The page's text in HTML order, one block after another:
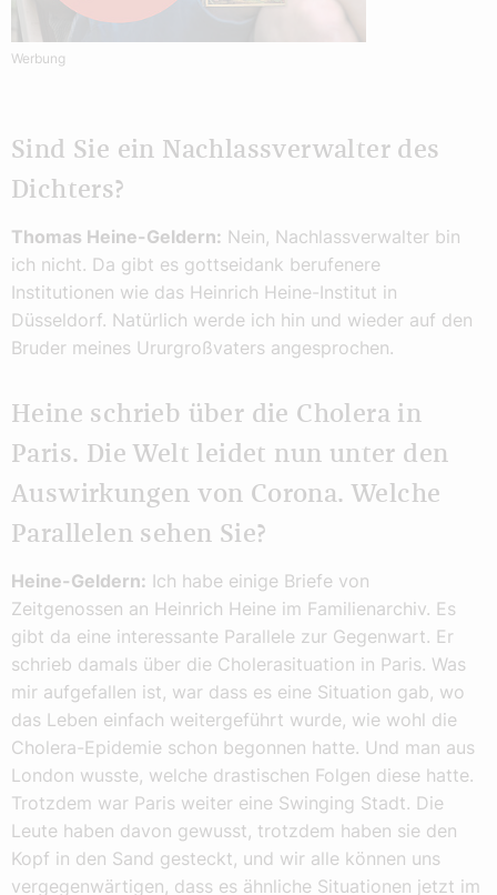
Werbung
Sind Sie ein Nachlassverwalter des
Dichters?
Thomas Heine-Geldern: Nein, Nachlassverwalter bin
ich nicht. Da gibt es gottseidank berufenere
Institutionen wie das Heinrich Heine-Institut in
Düsseldorf. Natürlich werde ich hin und wieder auf den
Bruder meines Ururgroßvaters angesprochen.
Heine schrieb über die Cholera in
Paris. Die Welt leidet nun unter den
Auswirkungen von Corona. Welche
Parallelen sehen Sie?
Heine-Geldern: Ich habe einige Briefe von
Zeitgenossen an Heinrich Heine im Familienarchiv. Es
gibt da eine interessante Parallele zur Gegenwart. Er
schrieb damals über die Cholerasituation in Paris. Was
mir aufgefallen ist, war dass es eine Situation gab, wo
das Leben einfach weitergeführt wurde, wie wohl die
Cholera-Epidemie schon begonnen hatte. Und man aus
London wusste, welche drastischen Folgen diese hatte.
Trotzdem war Paris weiter eine Swinging Stadt. Die
Leute haben davon gewusst, trotzdem haben sie den
Kopf in den Sand gesteckt, und wir alle können uns
vergegenwärtigen, dass es ähnliche Situationen jetzt im